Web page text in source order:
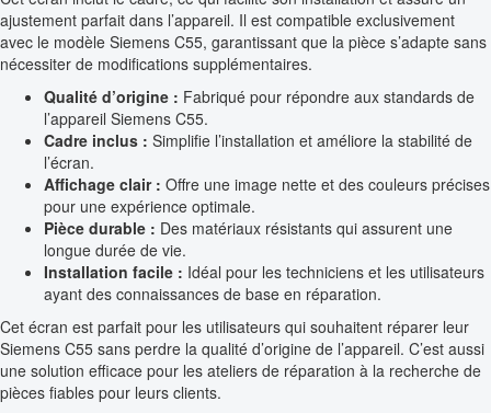
ajustement parfait dans l’appareil. Il est compatible exclusivement
avec le modèle Siemens C55, garantissant que la pièce s’adapte sans
nécessiter de modifications supplémentaires.
Qualité d’origine : Fabriqué pour répondre aux standards de
l’appareil Siemens C55.
Cadre inclus : Simplifie l’installation et améliore la stabilité de
l’écran.
Affichage clair : Offre une image nette et des couleurs précises
pour une expérience optimale.
Pièce durable : Des matériaux résistants qui assurent une
longue durée de vie.
Installation facile : Idéal pour les techniciens et les utilisateurs
ayant des connaissances de base en réparation.
Cet écran est parfait pour les utilisateurs qui souhaitent réparer leur
Siemens C55 sans perdre la qualité d’origine de l’appareil. C’est aussi
une solution efficace pour les ateliers de réparation à la recherche de
pièces fiables pour leurs clients.